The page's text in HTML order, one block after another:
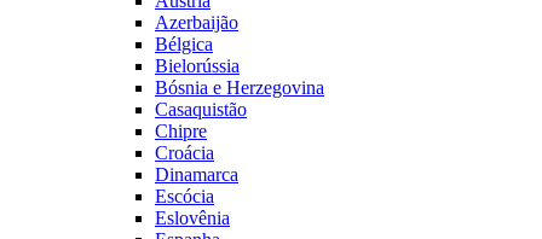
Azerbaijão
Bélgica
Bielorússia
Bósnia e Herzegovina
Casaquistão
Chipre
Croácia
Dinamarca
Escócia
Eslovênia